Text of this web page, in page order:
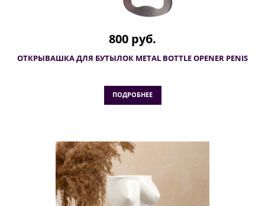
800 руб.
ОТКРЫВАШКА ДЛЯ БУТЫЛОК METAL BOTTLE OPENER PENIS
ПОДРОБНЕЕ